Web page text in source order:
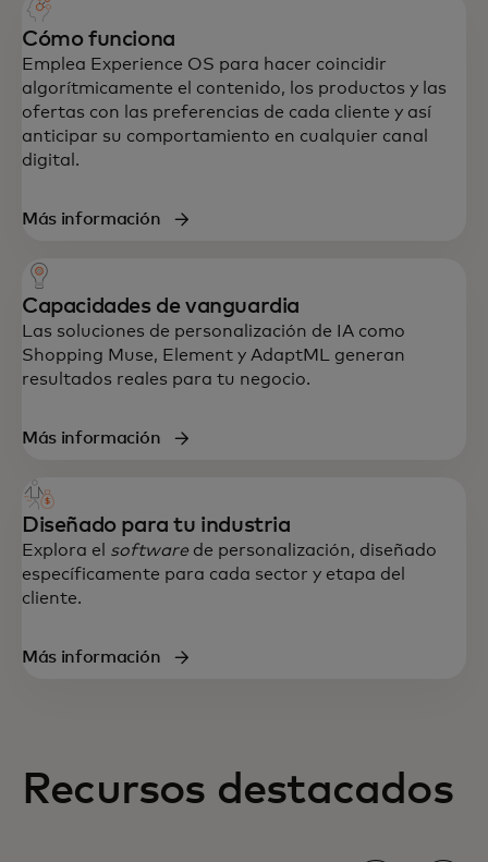
Cómo funciona
Emplea Experience OS para hacer coincidir
algorítmicamente el contenido, los productos y las
ofertas con las preferencias de cada cliente y así
anticipar su comportamiento en cualquier canal
digital.
Más información
Capacidades de vanguardia
Las soluciones de personalización de IA como
Shopping Muse, Element y AdaptML generan
resultados reales para tu negocio.
Más información
Diseñado para tu industria
Explora el software de personalización, diseñado
específicamente para cada sector y etapa del
cliente.
Más información
Recursos destacados